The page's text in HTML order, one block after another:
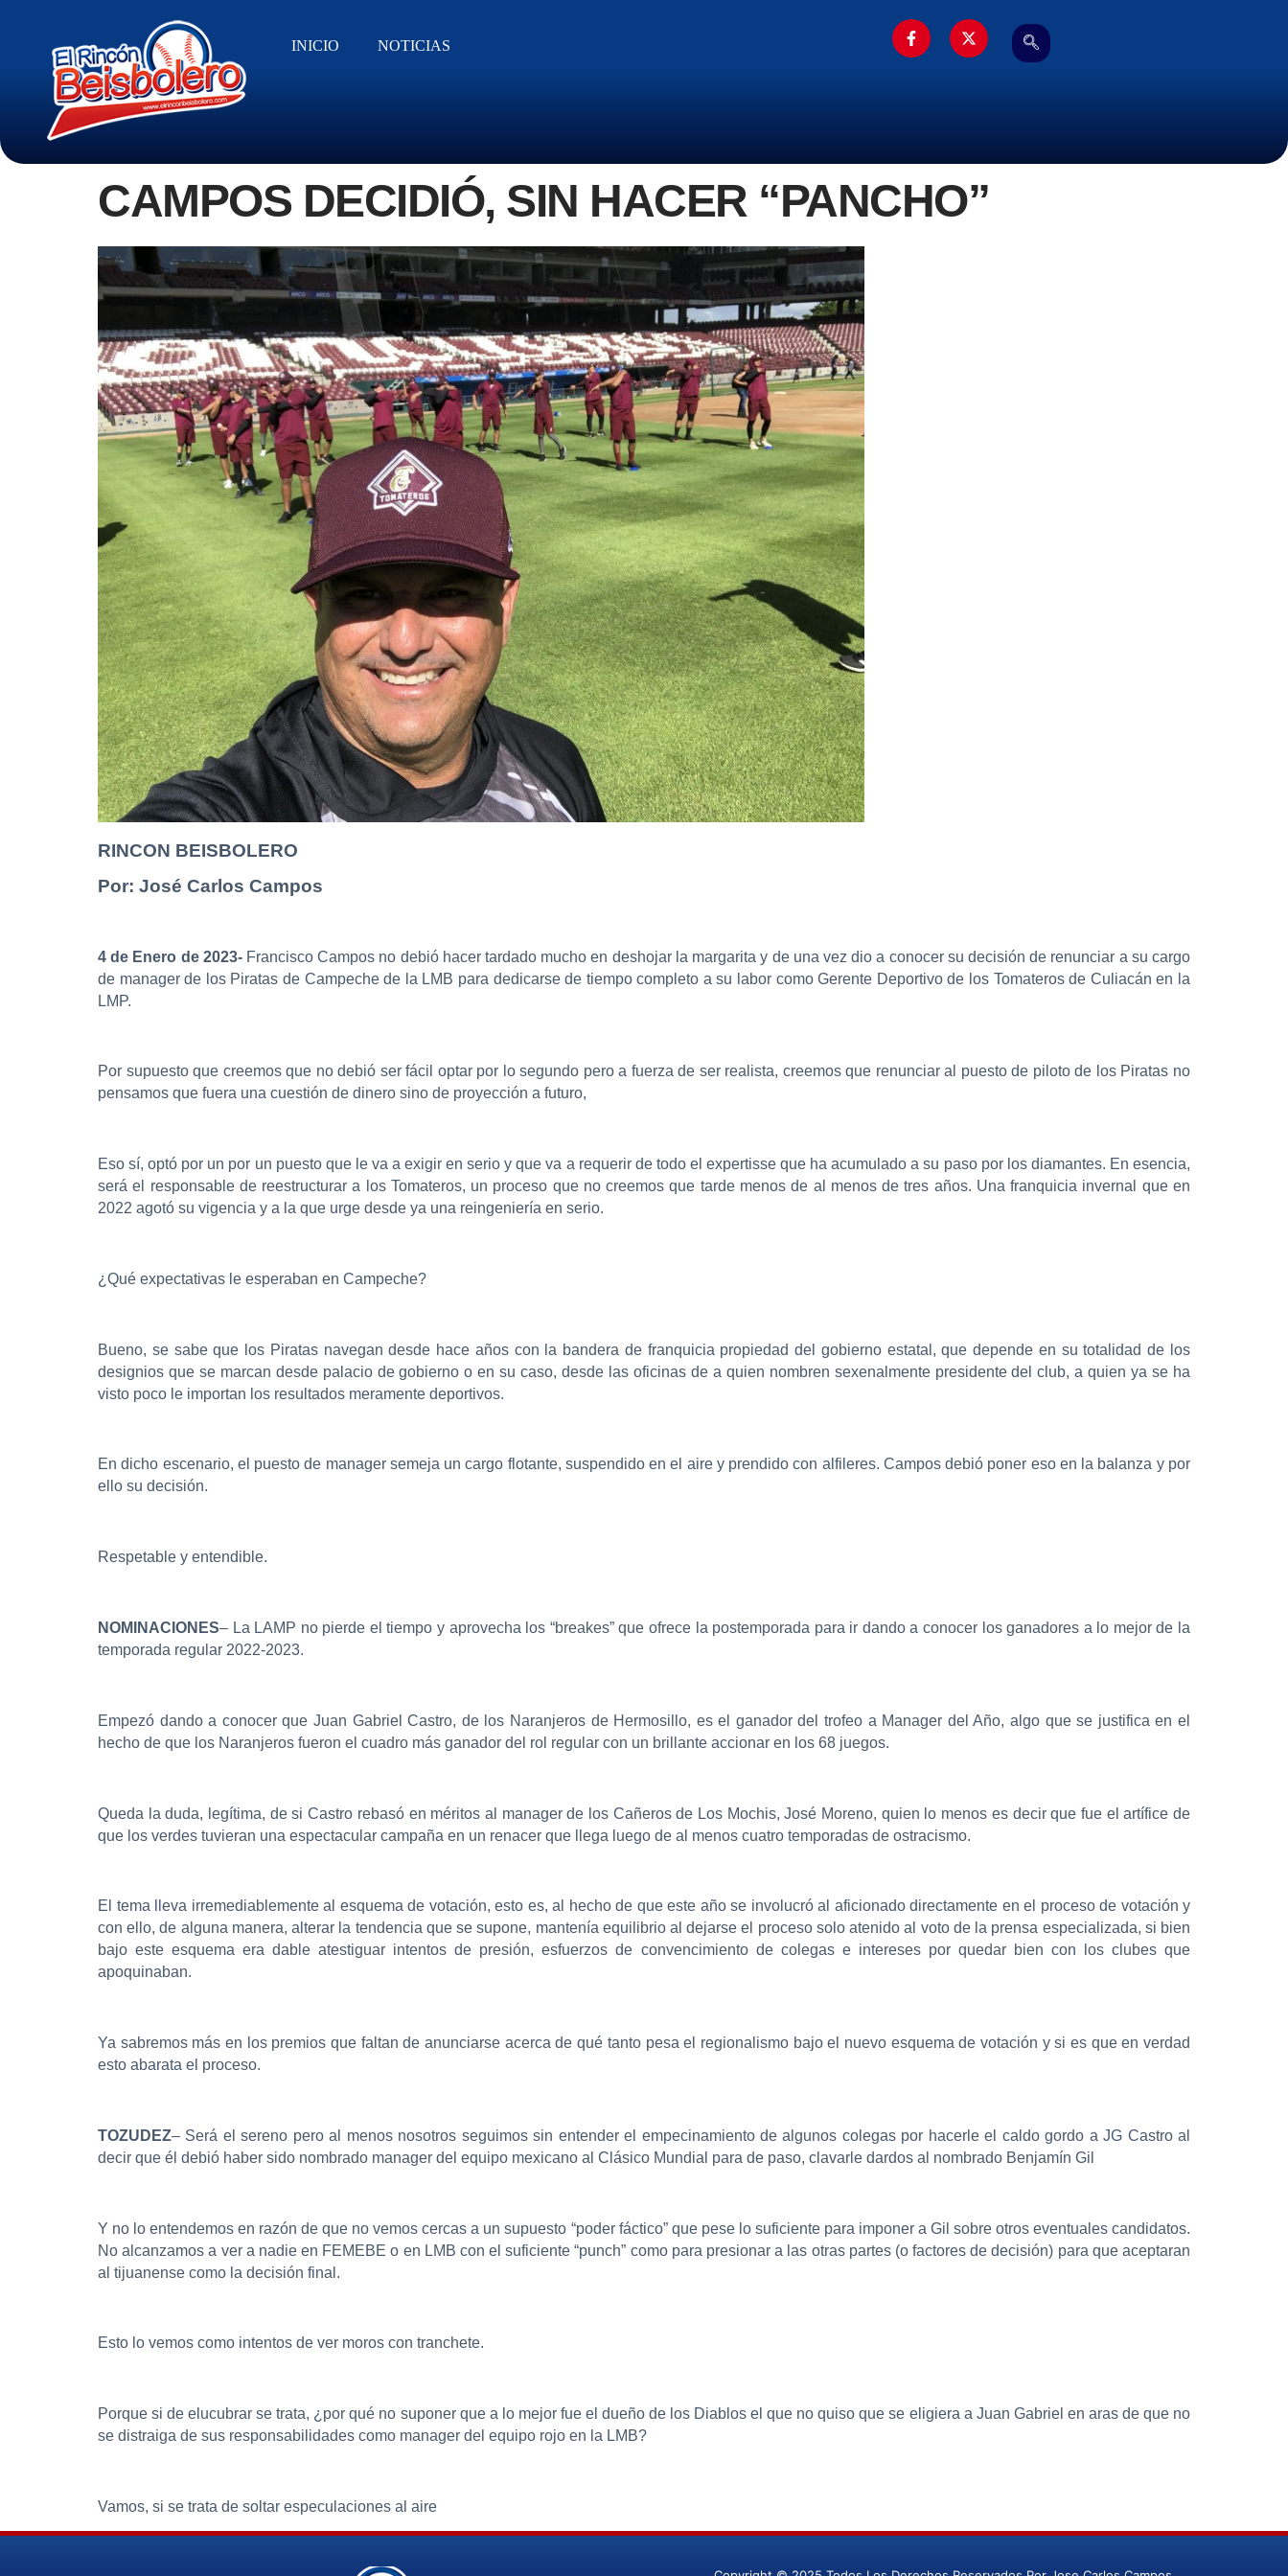
INICIO NOTICIAS
CAMPOS DECIDIÓ, SIN HACER “PANCHO”
RINCON BEISBOLERO
Por: José Carlos Campos
4 de Enero de 2023-Francisco Campos no debió hacer tardado mucho en deshojar la margarita y de una vez dio a conocer su decisión de renunciar a su cargo
de manager de los Piratas de Campeche de la LMB para dedicarse de tiempo completo a su labor como Gerente Deportivo de los Tomateros de Culiacán en la
LMP.
Por supuesto que creemos que no debió ser fácil optar por lo segundo pero a fuerza de ser realista, creemos que renunciar al puesto de piloto de los Piratas no
pensamos que fuera una cuestión de dinero sino de proyección a futuro,
Eso sí, optó por un por un puesto que le va a exigir en serio y que va a requerir de todo el expertisse que ha acumulado a su paso por los diamantes. En esencia,
será el responsable de reestructurar a los Tomateros, un proceso que no creemos que tarde menos de al menos de tres años. Una franquicia invernal que en
2022 agotó su vigencia y a la que urge desde ya una reingeniería en serio.
¿Qué expectativas le esperaban en Campeche?
Bueno, se sabe que los Piratas navegan desde hace años con la bandera de franquicia propiedad del gobierno estatal, que depende en su totalidad de los
designios que se marcan desde palacio de gobierno o en su caso, desde las oficinas de a quien nombren sexenalmente presidente del club, a quien ya se ha
visto poco le importan los resultados meramente deportivos.
En dicho escenario, el puesto de manager semeja un cargo flotante, suspendido en el aire y prendido con alfileres. Campos debió poner eso en la balanza y por
ello su decisión.
Respetable y entendible.
NOMINACIONES– La LAMP no pierde el tiempo y aprovecha los “breakes” que ofrece la postemporada para ir dando a conocer los ganadores a lo mejor de la
temporada regular 2022-2023.
Empezó dando a conocer que Juan Gabriel Castro, de los Naranjeros de Hermosillo, es el ganador del trofeo a Manager del Año, algo que se justifica en el
hecho de que los Naranjeros fueron el cuadro más ganador del rol regular con un brillante accionar en los 68 juegos.
Queda la duda, legítima, de si Castro rebasó en méritos al manager de los Cañeros de Los Mochis, José Moreno, quien lo menos es decir que fue el artífice de
que los verdes tuvieran una espectacular campaña en un renacer que llega luego de al menos cuatro temporadas de ostracismo.
El tema lleva irremediablemente al esquema de votación, esto es, al hecho de que este año se involucró al aficionado directamente en el proceso de votación y
con ello, de alguna manera, alterar la tendencia que se supone, mantenía equilibrio al dejarse el proceso solo atenido al voto de la prensa especializada, si bien
bajo este esquema era dable atestiguar intentos de presión, esfuerzos de convencimiento de colegas e intereses por quedar bien con los clubes que
apoquinaban.
Ya sabremos más en los premios que faltan de anunciarse acerca de qué tanto pesa el regionalismo bajo el nuevo esquema de votación y si es que en verdad
esto abarata el proceso.
TOZUDEZ– Será el sereno pero al menos nosotros seguimos sin entender el empecinamiento de algunos colegas por hacerle el caldo gordo a JG Castro al
decir que él debió haber sido nombrado manager del equipo mexicano al Clásico Mundial para de paso, clavarle dardos al nombrado Benjamín Gil
Y no lo entendemos en razón de que no vemos cercas a un supuesto “poder fáctico” que pese lo suficiente para imponer a Gil sobre otros eventuales candidatos.
No alcanzamos a ver a nadie en FEMEBE o en LMB con el suficiente “punch” como para presionar a las otras partes (o factores de decisión) para que aceptaran
al tijuanense como la decisión final.
Esto lo vemos como intentos de ver moros con tranchete.
Porque si de elucubrar se trata, ¿por qué no suponer que a lo mejor fue el dueño de los Diablos el que no quiso que se eligiera a Juan Gabriel en aras de que no
se distraiga de sus responsabilidades como manager del equipo rojo en la LMB?
Vamos, si se trata de soltar especulaciones al aire